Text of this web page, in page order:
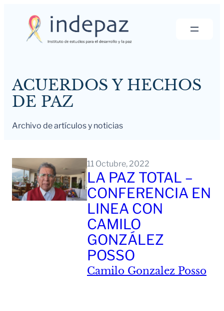
ACUERDOS Y HECHOS
DE PAZ
Archivo de artículos y noticias
11 Octubre, 2022
LA PAZ TOTAL –
CONFERENCIA EN
LINEA CON
CAMILO
GONZÁLEZ
POSSO
Camilo Gonzalez Posso